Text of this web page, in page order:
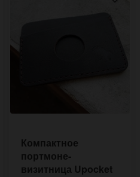
Компактное
портмоне-
визитница Upocket